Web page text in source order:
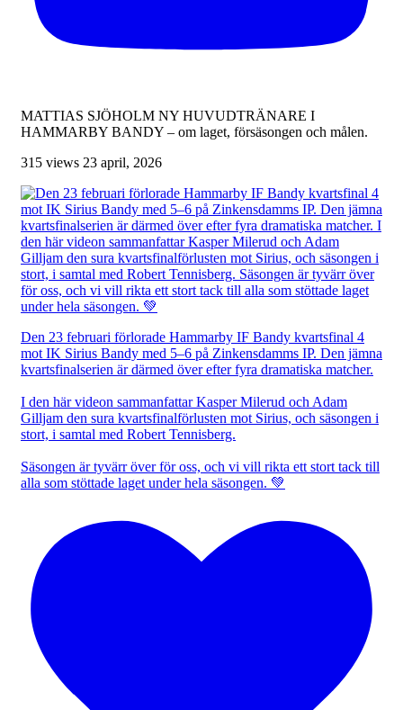
MATTIAS SJÖHOLM NY HUVUDTRÄNARE I
HAMMARBY BANDY – om laget, försäsongen och målen.
315 views 23 april, 2026
Den 23 februari förlorade Hammarby IF Bandy kvartsfinal 4
mot IK Sirius Bandy med 5–6 på Zinkensdamms IP. Den jämna
kvartsfinalserien är därmed över efter fyra dramatiska matcher.
I den här videon sammanfattar Kasper Milerud och Adam
Gilljam den sura kvartsfinalförlusten mot Sirius, och säsongen i
stort, i samtal med Robert Tennisberg.
Säsongen är tyvärr över för oss, och vi vill rikta ett stort tack till
alla som stöttade laget under hela säsongen. 💚